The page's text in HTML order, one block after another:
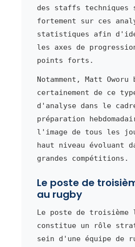
des staffs techniques
fortement sur ces
statistiques afin
les axes de
points forts.
Notamment, Matt
certainement de ce
d'analyse dans le
préparation
l'image de tous les
haut niveau évoluant
grandes compétitions.
Le poste de
au rugby
Le poste de troisième
constitue un rôle
sein d'une équipe de